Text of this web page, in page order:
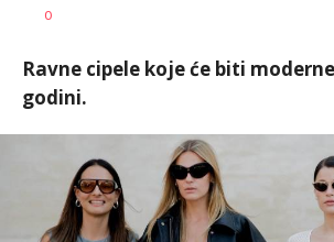
AUTOR
0
Ravne cipele koje će biti
godini.